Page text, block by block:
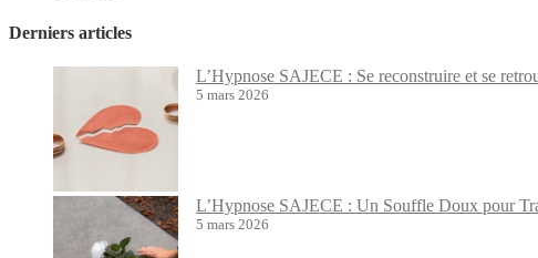
Derniers articles
L’Hypnose SAJECE : Se reconstruire et se
5 mars 2026
L’Hypnose SAJECE : Un Souffle Doux pour
5 mars 2026